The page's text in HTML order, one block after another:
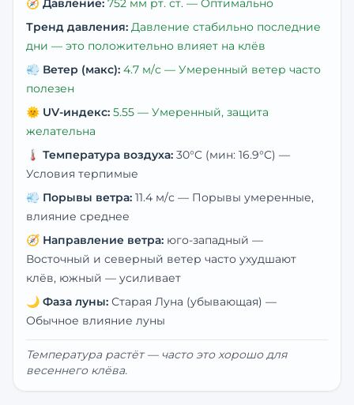
🧭 Давление: 752 мм рт. ст. — Оптимально
Тренд давления: Давление стабильно последние
дни — это положительно влияет на клёв
💨 Ветер (макс): 4.7 м/с — Умеренный ветер часто
полезен
🌞 UV-индекс: 5.55 — Умеренный, защита
желательна
🌡️ Температура воздуха: 30°C (мин: 16.9°C) —
Условия терпимые
💨 Порывы ветра: 11.4 м/с — Порывы умеренные,
влияние среднее
🧭 Направление ветра: юго-западный —
Восточный и северный ветер часто ухудшают
клёв, южный — усиливает
🌙 Фаза луны: Старая Луна (убывающая) —
Обычное влияние луны
Температура растёт — часто это хорошо для
весеннего клёва.